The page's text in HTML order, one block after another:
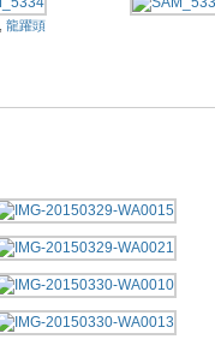
龍躍頭